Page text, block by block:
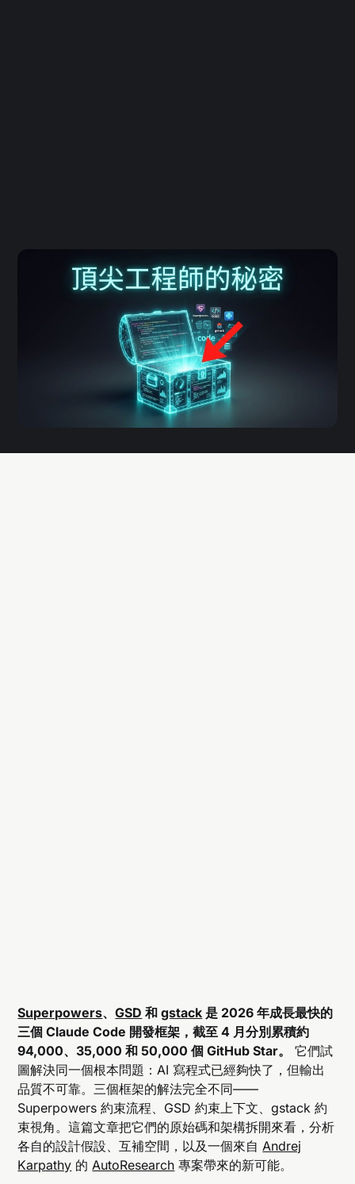
Superpowers、GSD 和gstack 是 2026 年成長最快的
三個 Claude Code 開發框架，截至 4 月分別累積約
94,000、35,000 和 50,000 個 GitHub Star。
它們試
圖解決同一個根本問題：AI 寫程式已經夠快了，但輸出
品質不可靠。三個框架的解法完全不同——
Superpowers 約束流程、GSD 約束上下文、gstack 約
束視角。這篇文章把它們的原始碼和架構拆開來看，分析
各自的設計假設、互補空間，以及一個來自 Andrej
Karpathy 的 AutoResearch 專案帶來的新可能。